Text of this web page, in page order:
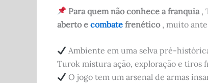
Para quem não conhece a franquia ,
aberto e combate frenético, muito
Ambiente em uma selva pré-
Turok mistura ação, exploração e tiros
O jogo tem um arsenal de armas